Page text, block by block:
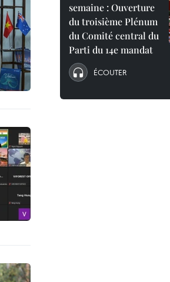
semaine : Ouverture
du troisième Plénum
du Comité central du
Parti du 14e mandat
ÉCOUTER